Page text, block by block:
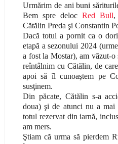
Urmărim de ani buni
Bem spre deloc Red Bull,
Cătălin Preda şi Constantin
Dacă totul a pornit ca o
etapă a sezonului 2024
a fost la Mostar), am văzut-
reîntâlnim cu Cătălin, de
apoi să îl cunoaştem pe
susţinem.
Din păcate, Cătălin s-a
doua) şi de atunci nu a
totul rezervat din iarnă,
am mers.
Ştiam că urma să pierdem